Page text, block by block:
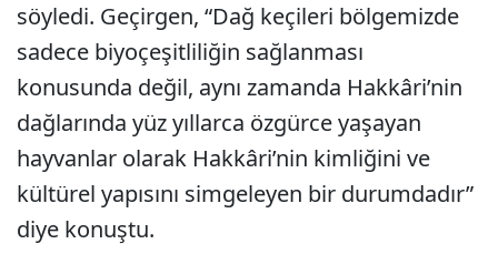
söyledi. Geçirgen, “Dağ keçileri bölgemizde
sadece biyoçeşitliliğin sağlanması
konusunda değil, aynı zamanda Hakkâri’nin
dağlarında yüz yıllarca özgürce yaşayan
hayvanlar olarak Hakkâri’nin kimliğini ve
kültürel yapısını simgeleyen bir durumdadır”
diye konuştu.